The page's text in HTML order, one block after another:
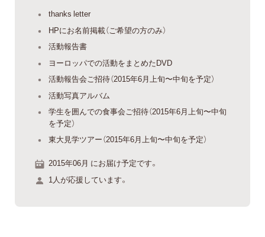
thanks letter
HPにお名前掲載（ご希望の方のみ）
活動報告書
ヨーロッパでの活動をまとめたDVD
活動報告会ご招待（2015年6月上旬〜中旬を予定）
活動写真アルバム
学生を囲んでの食事会ご招待（2015年6月上旬〜中旬
を予定）
東大見学ツアー（2015年6月上旬〜中旬を予定）
2015年06月 にお届け予定です。
1人が応援しています。